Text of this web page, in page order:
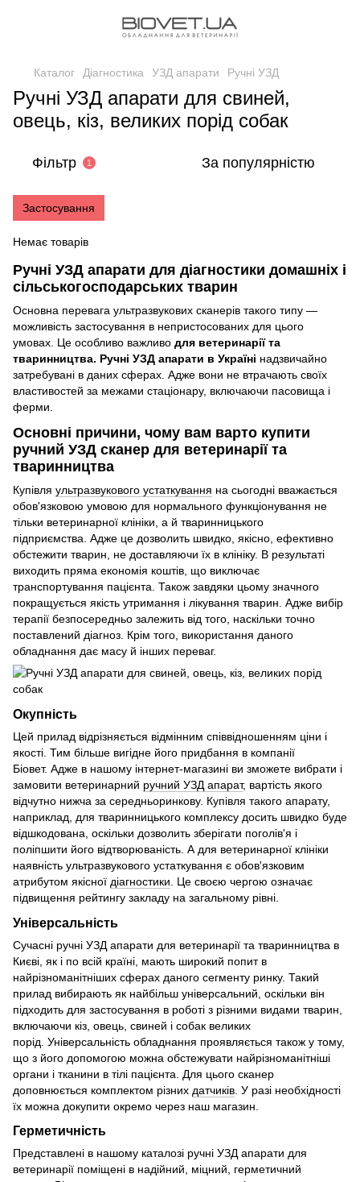
Каталог Діагностика УЗД апарати Ручні УЗД
Ручні УЗД апарати для свиней,
овець, кіз, великих порід собак
Фільтр 1 За популярністю
Застосування
Немає товарів
Ручні УЗД апарати для діагностики домашніх і
сільськогосподарських тварин
Основна перевага ультразвукових сканерів такого типу —
можливість застосування в непристосованих для цього
умовах. Це особливо важливо для ветеринарії та
тваринництва. Ручні УЗД апарати в Україні надзвичайно
затребувані в даних сферах. Адже вони не втрачають своїх
властивостей за межами стаціонару, включаючи пасовища і
ферми.
Основні причини, чому вам варто купити
ручний УЗД сканер для ветеринарії та
тваринництва
Купівля ультразвукового устаткування на сьогодні вважається
обов'язковою умовою для нормального функціонування не
тільки ветеринарної клініки, а й тваринницького
підприємства. Адже це дозволить швидко, якісно, ефективно
обстежити тварин, не доставляючи їх в клініку. В результаті
виходить пряма економія коштів, що виключає
транспортування пацієнта. Також завдяки цьому значного
покращується якість утримання і лікування тварин. Адже вибір
терапії безпосередньо залежить від того, наскільки точно
поставлений діагноз. Крім того, використання даного
обладнання дає масу й інших переваг.
Окупність
Цей прилад відрізняється відмінним співвідношенням ціни і
якості. Тим більше вигідне його придбання в компанії
Біовет. Адже в нашому інтернет-магазині ви зможете вибрати і
замовити ветеринарний ручний УЗД апарат, вартість якого
відчутно нижча за середньоринкову. Купівля такого апарату,
наприклад, для тваринницького комплексу досить швидко буде
відшкодована, оскільки дозволить зберігати поголів'я і
поліпшити його відтворюваність. А для ветеринарної клініки
наявність ультразвукового устаткування є обов'язковим
атрибутом якісної діагностики . Це своєю чергою означає
підвищення рейтингу закладу на загальному рівні.
Універсальність
Сучасні ручні УЗД апарати для ветеринарії та тваринництва в
Києві, як і по всій країні, мають широкий попит в
найрізноманітніших сферах даного сегменту ринку. Такий
прилад вибирають як найбільш універсальний, оскільки він
підходить для застосування в роботі з різними видами тварин,
включаючи кіз, овець, свиней і собак великих
порід. Універсальність обладнання проявляється також у тому,
що з його допомогою можна обстежувати найрізноманітніші
органи і тканини в тілі пацієнта. Для цього сканер
доповнюється комплектом різних датчиків . У разі необхідності
їх можна докупити окремо через наш магазин.
Герметичність
Представлені в нашому каталозі ручні УЗД апарати для
ветеринарії поміщені в надійний, міцний, герметичний